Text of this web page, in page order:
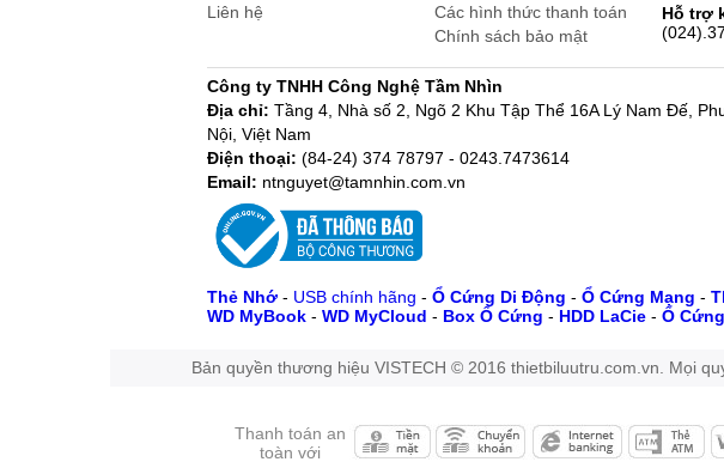
Liên hệ
Các hình thức thanh toán
Chính sách bảo mật
Hỗ trợ
Công ty TNHH Công Nghệ Tầm Nhìn
Địa chỉ:Tầng 4, Nhà số 2, Ngõ 2 Khu Tập Thể 16A Lý Nam Đế,
Nội, Việt Nam
Điện thoại:(84-24) 374 78797 - 0243.7473614
Email: ntnguyet@tamnhin.com.vn
Thẻ Nhớ - USB chính hãng -Ổ Cứng Di Động -Ổ Cứng Mạng -
WD MyBook -WD MyCloud - Box Ổ Cứng - HDD LaCie -Ổ
Bản quyền thương hiệu VISTECH © 2016 thietbiluutru.com.vn. Mọi
Thanh toán an
toàn với